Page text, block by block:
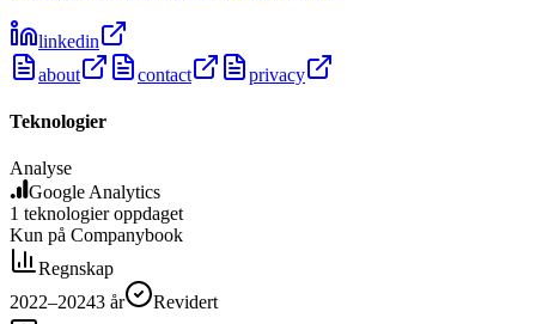
linkedin
about
contact privacy
Teknologier
Analyse
Google Analytics
1 teknologier oppdaget
Kun på Companybook
Regnskap
2022–20243 år
Revidert